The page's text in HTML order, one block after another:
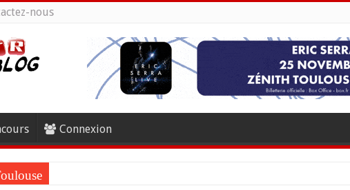
nous
Connexion